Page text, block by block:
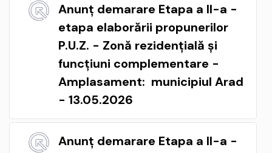
Anunț demarare Etapa a II-a -
etapa elaborării propunerilor
P.U.Z. - Zonă rezidențială și
funcțiuni complementare -
Amplasament: municipiul Arad
- 13.05.2026
Anunț demarare Etapa a II-a -